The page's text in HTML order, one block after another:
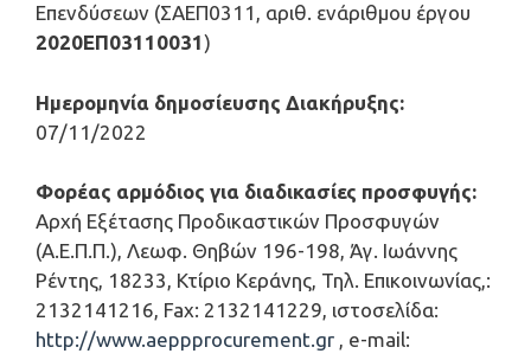
Επενδύσεων (ΣΑΕΠ0311, αριθ. ενάριθμου έργου
2020ΕΠ03110031)
Ημερομηνία δημοσίευσης Διακήρυξης:
07/11/2022
Φορέας αρμόδιος για διαδικασίες προσφυγής:
Αρχή Εξέτασης Προδικαστικών Προσφυγών
(Α.Ε.Π.Π.), Λεωφ. Θηβών 196-198, Άγ. Ιωάννης
Ρέντης, 18233, Κτίριο Κεράνης, Τηλ. Επικοινωνίας,:
2132141216, Fax: 2132141229, ιστοσελίδα:
http://www.aeppprocurement.gr , e-mail: